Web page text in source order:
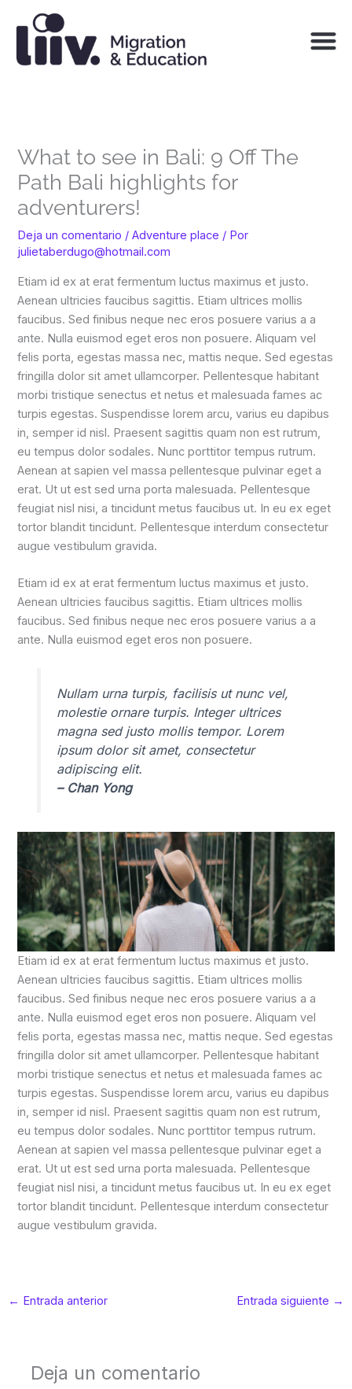
What to see in Bali: 9 Off The
Path Bali highlights for
adventurers!
Deja un comentario /Adventure place / Por
julietaberdugo@hotmail.com
Etiam id ex at erat fermentum luctus maximus et justo.
Aenean ultricies faucibus sagittis. Etiam ultrices mollis
faucibus. Sed finibus neque nec eros posuere varius a a
ante. Nulla euismod eget eros non posuere. Aliquam vel
felis porta, egestas massa nec, mattis neque. Sed egestas
fringilla dolor sit amet ullamcorper. Pellentesque habitant
morbi tristique senectus et netus et malesuada fames ac
turpis egestas. Suspendisse lorem arcu, varius eu dapibus
in, semper id nisl. Praesent sagittis quam non est rutrum,
eu tempus dolor sodales. Nunc porttitor tempus rutrum.
Aenean at sapien vel massa pellentesque pulvinar eget a
erat. Ut ut est sed urna porta malesuada. Pellentesque
feugiat nisl nisi, a tincidunt metus faucibus ut. In eu ex eget
tortor blandit tincidunt. Pellentesque interdum consectetur
augue vestibulum gravida.
Etiam id ex at erat fermentum luctus maximus et justo.
Aenean ultricies faucibus sagittis. Etiam ultrices mollis
faucibus. Sed finibus neque nec eros posuere varius a a
ante. Nulla euismod eget eros non posuere.
Nullam urna turpis, facilisis ut nunc vel,
molestie ornare turpis. Integer ultrices
magna sed justo mollis tempor. Lorem
ipsum dolor sit amet, consectetur
adipiscing elit.
– Chan Yong
Etiam id ex at erat fermentum luctus maximus et justo.
Aenean ultricies faucibus sagittis. Etiam ultrices mollis
faucibus. Sed finibus neque nec eros posuere varius a a
ante. Nulla euismod eget eros non posuere. Aliquam vel
felis porta, egestas massa nec, mattis neque. Sed egestas
fringilla dolor sit amet ullamcorper. Pellentesque habitant
morbi tristique senectus et netus et malesuada fames ac
turpis egestas. Suspendisse lorem arcu, varius eu dapibus
in, semper id nisl. Praesent sagittis quam non est rutrum,
eu tempus dolor sodales. Nunc porttitor tempus rutrum.
Aenean at sapien vel massa pellentesque pulvinar eget a
erat. Ut ut est sed urna porta malesuada. Pellentesque
feugiat nisl nisi, a tincidunt metus faucibus ut. In eu ex eget
tortor blandit tincidunt. Pellentesque interdum consectetur
augue vestibulum gravida.
← Entrada anterior Entrada siguiente →
Deja un comentario